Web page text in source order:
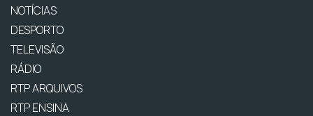
NOTÍCIAS
DESPORTO
TELEVISÃO
RÁDIO
RTP ARQUIVOS
RTP ENSINA